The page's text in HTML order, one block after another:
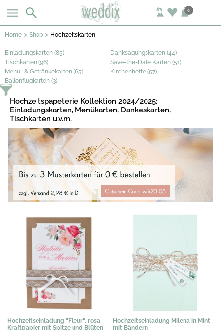
0
Home > Shop > Hochzeitskarten
Einladungskarten (85)
Danksagungskarten (44)
Tischkarten (96)
Save-the-Date Karten (51)
Menü- & Getränkekarten (65)
Kirchenhefte (57)
Ballonflugkarten (3)
Hochzeitspapeterie Kollektion 2024/2025:
Einladungskarten, Menükarten, Dankeskarten,
Tischkarten u.v.m.
Hochzeitseinladung "Fleur", rosa,
Kraftpapier mit Spitze und Blüten
Hochzeitseinladung Milena in Mint
mit Bändern